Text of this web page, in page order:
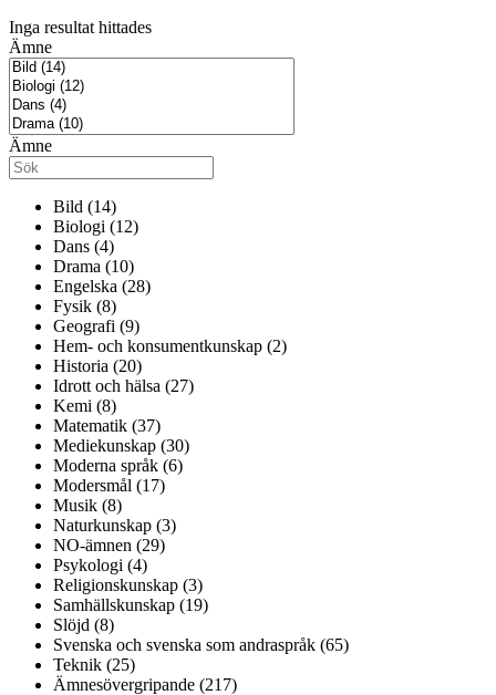
Inga resultat hittades
Ämne
Ämne
Bild (14)
Biologi (12)
Dans (4)
Drama (10)
Engelska (28)
Fysik (8)
Geografi (9)
Hem- och konsumentkunskap (2)
Historia (20)
Idrott och hälsa (27)
Kemi (8)
Matematik (37)
Mediekunskap (30)
Moderna språk (6)
Modersmål (17)
Musik (8)
Naturkunskap (3)
NO-ämnen (29)
Psykologi (4)
Religionskunskap (3)
Samhällskunskap (19)
Slöjd (8)
Svenska och svenska som andraspråk (65)
Teknik (25)
Ämnesövergripande (217)